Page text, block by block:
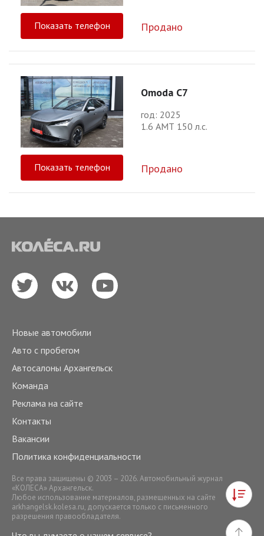
Показать телефон Продано
Omoda C7
год: 2025
1.6 АМТ 150 л.с.
Показать телефон Продано
Новые автомобили
Авто с пробегом
Автосалоны Архангельск
Команда
Реклама на сайте
Контакты
Вакансии
Политика конфиденциальности
Все права защищены © 2003 – 2026. Автомобильный журнал
«КОЛЕСА» Архангельск.
Любое использование материалов, размещенных на сайте
arkhangelsk.kolesa.ru, допускается только с письменного
разрешения правообладателя.